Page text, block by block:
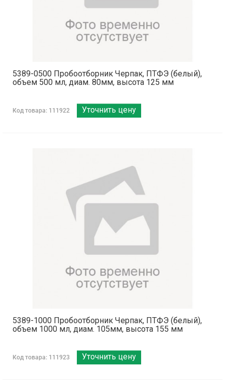
5389-0500 Пробоотборник Черпак, ПТФЭ (белый),
объем 500 мл, диам. 80мм, высота 125 мм
Код товара: 111922 Уточнить цену
5389-1000 Пробоотборник Черпак, ПТФЭ (белый),
объем 1000 мл, диам. 105мм, высота 155 мм
Код товара: 111923 Уточнить цену